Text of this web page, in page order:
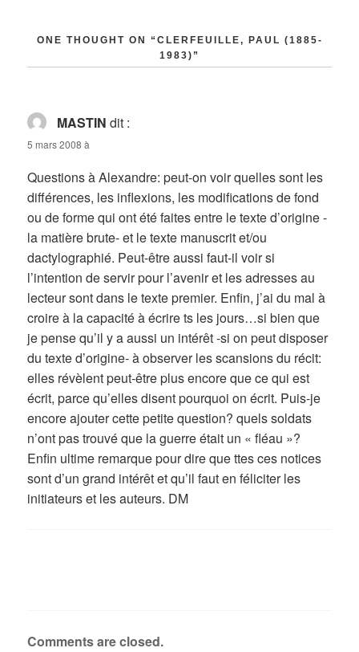
ONE THOUGHT ON “CLERFEUILLE, PAUL (1885-
1983)”
MASTIN dit :
5 mars 2008 à
Questions à Alexandre: peut-on voir quelles sont les
différences, les inflexions, les modifications de fond
ou de forme qui ont été faites entre le texte d’origine -
la matière brute- et le texte manuscrit et/ou
dactylographié. Peut-être aussi faut-il voir si
l’intention de servir pour l’avenir et les adresses au
lecteur sont dans le texte premier. Enfin, j’ai du mal à
croire à la capacité à écrire ts les jours…si bien que
je pense qu’il y a aussi un intérêt -si on peut disposer
du texte d’origine- à observer les scansions du récit:
elles révèlent peut-être plus encore que ce qui est
écrit, parce qu’elles disent pourquoi on écrit. Puis-je
encore ajouter cette petite question? quels soldats
n’ont pas trouvé que la guerre était un « fléau »?
Enfin ultime remarque pour dire que ttes ces notices
sont d’un grand intérêt et qu’il faut en féliciter les
initiateurs et les auteurs. DM
Comments are closed.